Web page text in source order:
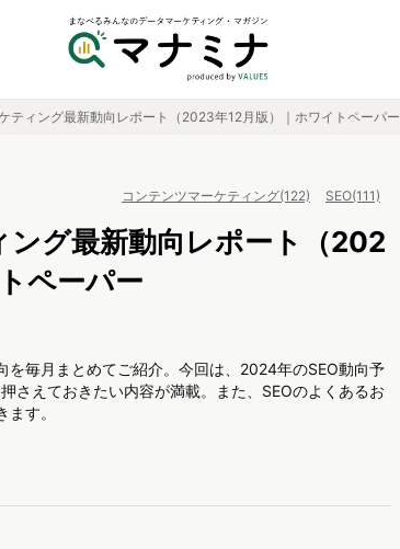
ティング最新動向レポート（2023年12月版）｜ホワイトペーパー
コンテンツマーケティング(122) SEO(111)
ング最新動向レポート（202
ペーパー
毎月まとめてご紹介。今回は、2024年のSEO動向予
さえておきたい内容が満載。また、SEOのよくあるお
す。